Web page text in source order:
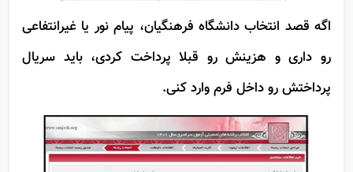
اگه قصد انتخاب دانشگاه فرهنگیان، پیام نور یا غیرانتفاعی
رو داری و هزینش رو قبلا پرداخت کردی، باید سریال
پرداختش رو داخل فرم وارد کنی.